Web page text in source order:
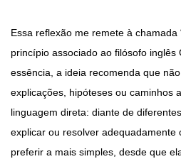
Essa reflexão me remete à chamada
princípio associado ao filósofo inglês
essência, a ideia recomenda que
explicações, hipóteses ou caminhos
linguagem direta: diante de
explicar ou resolver adequadamente
preferir a mais simples, desde que